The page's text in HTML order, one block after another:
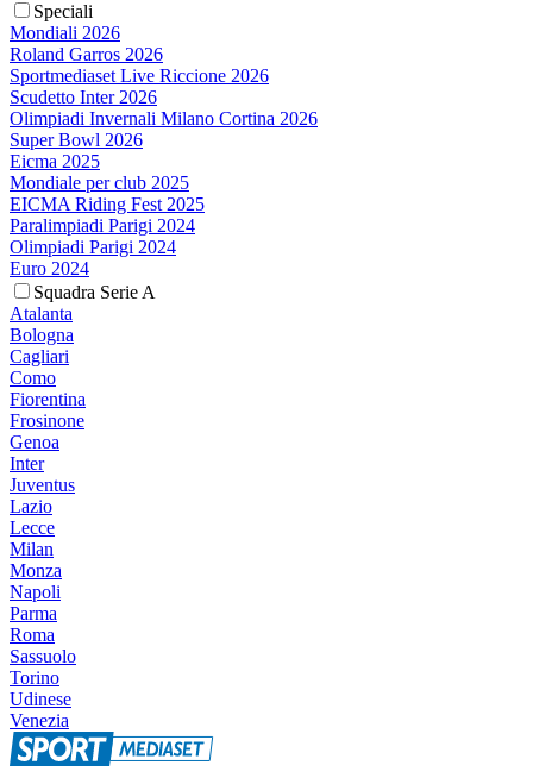
Speciali
Mondiali 2026
Roland Garros 2026
Sportmediaset Live Riccione 2026
Scudetto Inter 2026
Olimpiadi Invernali Milano Cortina 2026
Super Bowl 2026
Eicma 2025
Mondiale per club 2025
EICMA Riding Fest 2025
Paralimpiadi Parigi 2024
Olimpiadi Parigi 2024
Euro 2024
Squadra Serie A
Atalanta
Bologna
Cagliari
Como
Fiorentina
Frosinone
Genoa
Inter
Juventus
Lazio
Lecce
Milan
Monza
Napoli
Parma
Roma
Sassuolo
Torino
Udinese
Venezia